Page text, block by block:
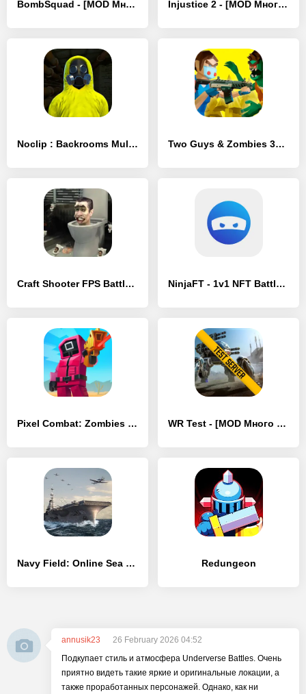
BombSquad - [MOD Много денег] Injustice 2 - [MOD Много денег]
Noclip : Backrooms Multiplayer - [MOD Много денег] Two Guys & Zombies 3D: По сети - [MOD Много денег]
Craft Shooter FPS Battles - [MOD Бесконечные деньги] NinjaFT - 1v1 NFT Battles - [MOD Бесконечные монеты]
Pixel Combat: Zombies Strike - [MOD Много монет] WR Test - [MOD Много денег]
Navy Field: Online Sea Battles - [MOD Много монет] Redungeon
annusik23
26 February 2026 04:52
Подкупает стиль и атмосфера Underverse Battles. Очень
приятно видеть такие яркие и оригинальные локации, а
также проработанных персонажей. Однако, как ни